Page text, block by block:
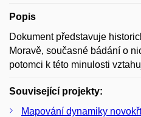
Popis
Dokument představuje
Moravě, současné bádání o
potomci k této minulosti
Související projekty:
Mapování dynamiky